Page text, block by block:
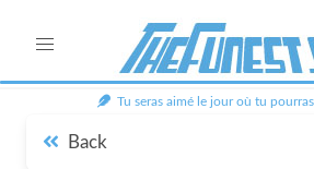
Tu seras aimé le jour où tu pourras
Back